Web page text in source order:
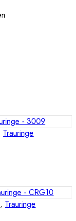
Trauringe
, Trauringe